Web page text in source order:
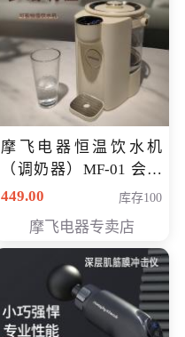
摩飞电器恒温饮水机
（调奶器）MF-01 会员
专享价366元
449.00 库存100
摩飞电器专卖店